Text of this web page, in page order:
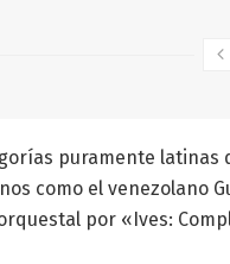
puramente
como el venezolano
por «Ives: